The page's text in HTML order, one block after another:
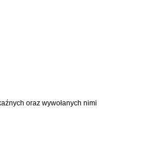
oraz wywołanych nimi